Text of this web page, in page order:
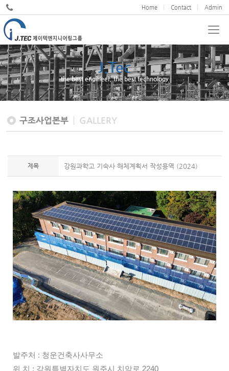
Home Contact Admin
J.Tec
the best engineer, the best technology
JND
We cultivate design excellence
구조사업본부 GALLERY
제목 강원과학고 기숙사 해체계획서 작성용역 (2024)
발주처 : 청운건축사사무소
위 치 : 강원특별자치도 원주시 치악로 2240